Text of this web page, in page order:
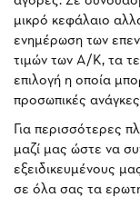
μικρό κεφάλαιο
ενημέρωση των
τιμών των Α/Κ, τα
επιλογή η οποία
προσωπικές
Για περισσότερες
μαζί μας ώστε να
εξειδικευμένους
σε όλα σας τα